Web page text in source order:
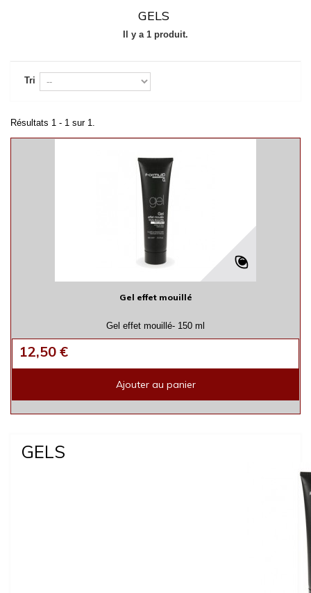
GELS
Il y a 1 produit.
Tri
Résultats 1 - 1 sur 1.
Gel effet mouillé
Gel effet mouillé- 150 ml
12,50 €
Ajouter au panier
GELS